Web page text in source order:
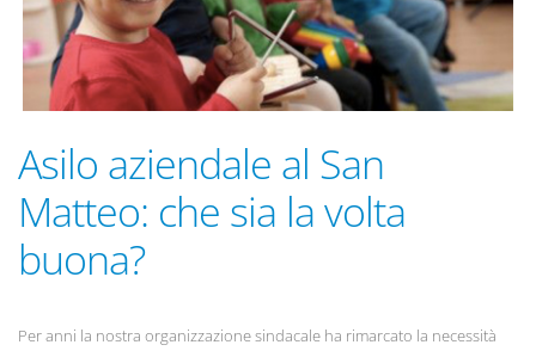
Asilo aziendale al San
Matteo: che sia la volta
buona?
Per anni la nostra organizzazione sindacale ha rimarcato la necessità